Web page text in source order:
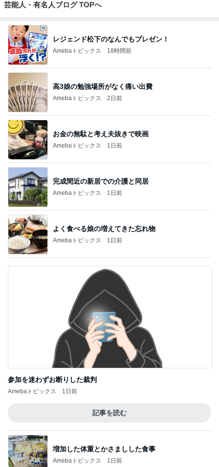
芸能人・有名人ブログ TOPへ
レジェンド松下のなんでもプレゼン！
Amebaトピックス 18時間前
高3娘の勉強場所がなく痛い出費
Amebaトピックス 2日前
お金の無駄と考え夫抜きで映画
Amebaトピックス 1日前
完成間近の新居での介護と同居
Amebaトピックス 1日前
よく食べる娘の増えてきた忘れ物
Amebaトピックス 1日前
参加を迷わずお断りした裁判
Amebaトピックス 1日前
記事を読む
増加した体重とかさましした食事
Amebaトピックス 1日前